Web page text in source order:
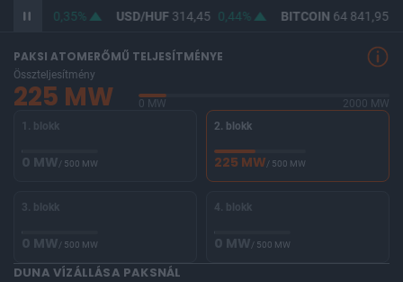
363,01 0,35% USD/HUF314,45 0,44% BITCOIN 64 841,95
PAKSI ATOMERŐMŰ TELJESÍTMÉNYE
Összteljesítmény
225 MW 0 MW
2000 MW
1. blokk
0 MW/ 500 MW
2. blokk
225 MW/ 500 MW
3. blokk
0 MW/ 500 MW
4. blokk
0 MW/ 500 MW
DUNA VÍZÁLLÁSA PAKSNÁL